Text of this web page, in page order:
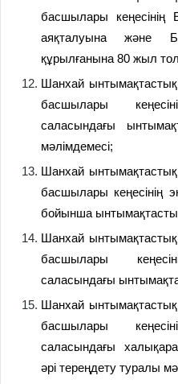
басшылары кеңесінің
аяқталуына және
құрылғанына 80 жыл
Шанхай
басшылары
саласындағы
мәлімдемесі;
Шанхай
басшылары кеңесінің
бойынша
Шанхай
басшылары
саласындағы
Шанхай
басшылары
саласындағы
әрі тереңдету туралы